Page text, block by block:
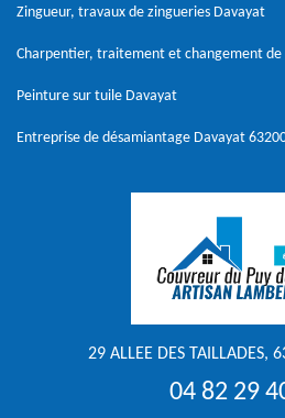
Zingueur, travaux de zingueries Davayat
Charpentier, traitement et changement
Peinture sur tuile Davayat
Entreprise de désamiantage Davayat
29 ALLEE DES TAILLADES,
04 82 29